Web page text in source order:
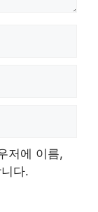
저에 이름,
다.